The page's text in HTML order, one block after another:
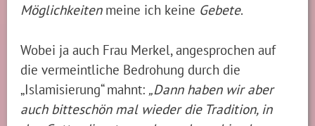
Möglichkeitenmeine ich keine Gebete.
Wobei ja auch Frau Merkel, angesprochen auf
die vermeintliche Bedrohung durch die
„Islamisierung“ mahnt: „Dann haben wir aber
auch bitteschön mal wieder die Tradition, in